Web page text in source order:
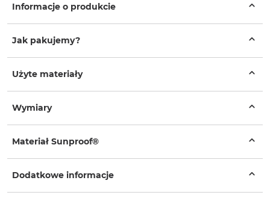
Informacje o produkcie
Jak pakujemy?
Użyte materiały
Wymiary
Materiał Sunproof®
Dodatkowe informacje